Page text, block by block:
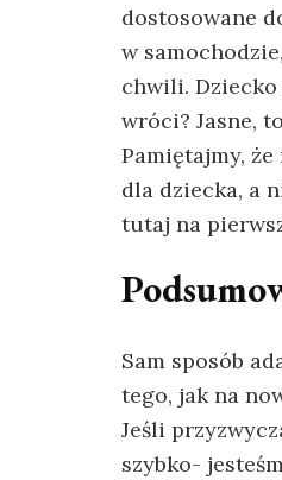
dostosowane
w
chwili. Dziecko
wróci? Jasne,
Pamiętajmy,
dla dziecka, a
tutaj na
Sam sposób
tego, jak na
Jeśli
szybko-